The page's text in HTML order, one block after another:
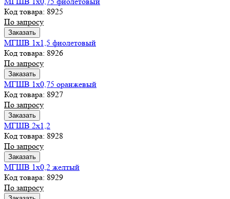
Код товара: 8925
По запросу
Заказать
МГШВ 1х1,5 фиолетовый
Код товара: 8926
По запросу
Заказать
МГШВ 1х0,75 оранжевый
Код товара: 8927
По запросу
Заказать
МГШВ 2х1,2
Код товара: 8928
По запросу
Заказать
МГШВ 1х0,2 желтый
Код товара: 8929
По запросу